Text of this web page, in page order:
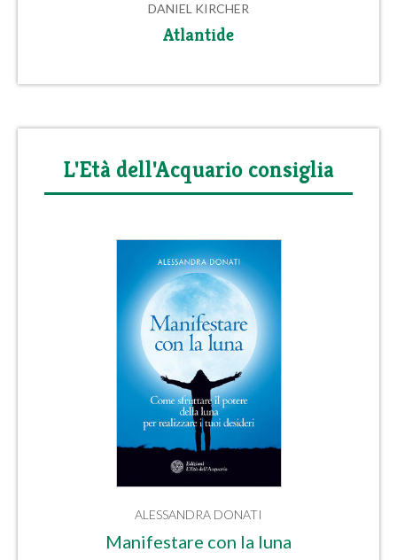
DANIEL KIRCHER
Atlantide
L'Età dell'Acquario consiglia
ALESSANDRA DONATI
Manifestare con la luna